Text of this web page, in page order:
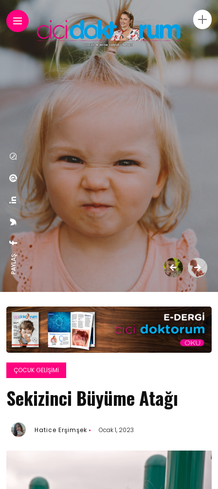
PAYLAŞ:
ÇOCUK GELIŞIMI
Sekizinci Büyüme Atağı
Hatice Erşimşek Ocak 1, 2023